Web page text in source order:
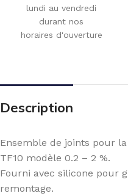
lundi au vendredi
durant nos
horaires d'ouverture
Description
Ensemble de joints pour
TF10 modèle 0.2 – 2 %.
Fourni avec silicone pour
remontage.